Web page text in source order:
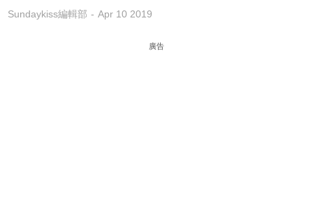
Sundaykiss編輯部 Apr 10 2019
廣告